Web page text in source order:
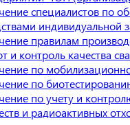
специалистов по
индивидуальной
правилам
и контроль качества
по
по
по учету и
и радиоактивных